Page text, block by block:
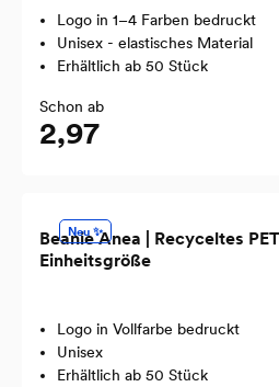
Logo in 1–4 Farben bedruckt
Unisex - elastisches Material
Erhältlich ab 50 Stück
Schon ab
2,97
Neu ✨
Beanie Anea | Recyceltes
Einheitsgröße
Logo in Vollfarbe bedruckt
Unisex
Erhältlich ab 50 Stück